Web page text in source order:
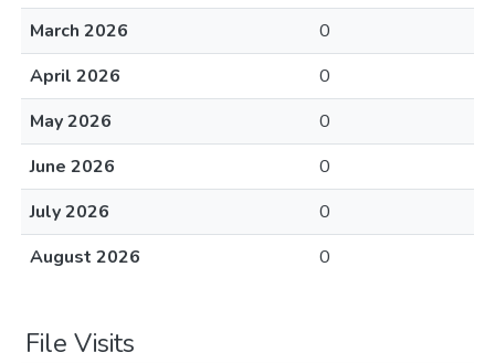
March 2026
0
April 2026
0
May 2026
0
June 2026
0
July 2026
0
August 2026
0
File Visits